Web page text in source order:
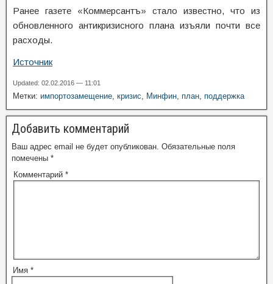
Ранее газете «Коммерсантъ» стало известно, что из
обновленного антикризисного плана изъяли почти все
расходы.
Источник
Updated: 02.02.2016 — 11:01
Метки: импортозамещение, кризис, Минфин, план, поддержка
Добавить комментарий
Ваш адрес email не будет опубликован. Обязательные поля
помечены *
Комментарий *
Имя *